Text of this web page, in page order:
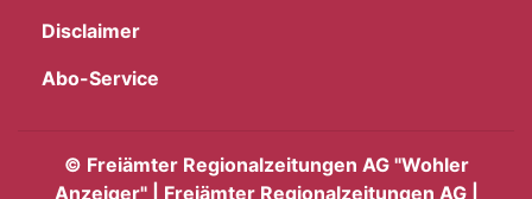
Disclaimer
Abo-Service
© Freiämter Regionalzeitungen AG "Wohler
Anzeiger" | Freiämter Regionalzeitungen AG |